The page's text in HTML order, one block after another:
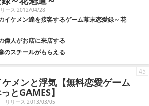
リース 2012/04/28
イケメン達を接客するゲーム幕末恋愛録～花
偉人がお店に来店する
のスチールがもらえる
メンと浮気【無料恋愛ゲーム
とGAMES】
リリース 2013/03/05
45